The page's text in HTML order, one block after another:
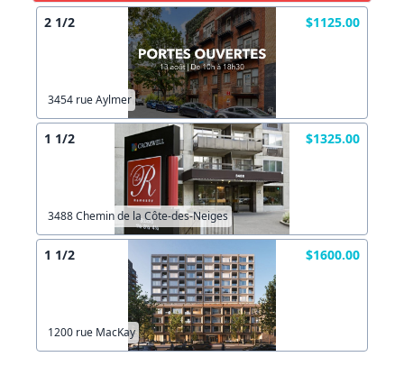
2 1/2 $1125.00
3454 rue Aylmer
1 1/2 $1325.00
3488 Chemin de la Côte-des-Neiges
1 1/2 $1600.00
1200 rue MacKay